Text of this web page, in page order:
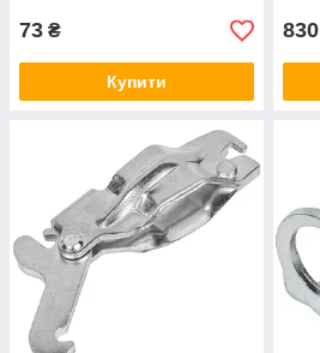
73 ₴
Купити
830